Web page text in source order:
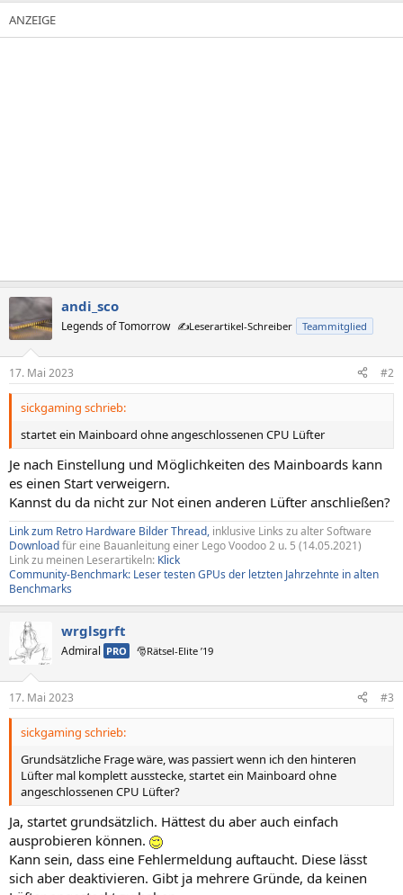
andi_sco
Legends of Tomorrow ✍️Leserartikel-Schreiber Teammitglied
17. Mai 2023 #2
sickgaming schrieb:
startet ein Mainboard ohne angeschlossenen CPU Lüfter
Je nach Einstellung und Möglichkeiten des Mainboards kann
es einen Start verweigern.
Kannst du da nicht zur Not einen anderen Lüfter anschließen?
Link zum Retro Hardware Bilder Thread, inklusive Links zu alter Software
Downloadfür eine Bauanleitung einer Lego Voodoo 2 u. 5 (14.05.2021)
Link zu meinen Leserartikeln: Klick
Community-Benchmark: Leser testen GPUs der letzten Jahrzehnte in alten
Benchmarks
wrglsgrft
Admiral PRO 🎅Rätsel-Elite ’19
17. Mai 2023 #3
sickgaming schrieb:
Grundsätzliche Frage wäre, was passiert wenn ich den hinteren
Lüfter mal komplett ausstecke, startet ein Mainboard ohne
angeschlossenen CPU Lüfter?
Ja, startet grundsätzlich. Hättest du aber auch einfach
ausprobieren können.
Kann sein, dass eine Fehlermeldung auftaucht. Diese lässt
sich aber deaktivieren. Gibt ja mehrere Gründe, da keinen